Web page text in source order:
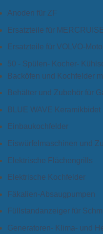
Anoden für ZF
Ersatzteile für
Ersatzteile für VOLVO-
50 - Spülen- Kocher-
Backöfen und Kochfelder
Behälter und Zubehör für
BLUE WAVE Keramikbidet
Einbaukochfelder
Eiswürfelmaschinen und
Elektrische Flächengrills
Elektrische Kochfelder
Fäkalien-Absaugpumpen
Füllstandanzeiger für
Generatoren- Klima- und